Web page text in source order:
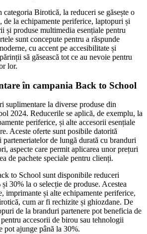
Birotică, la reduceri se găsește o
de la echipamente periferice, laptopuri și
și produse multimedia esențiale pentru
sunt concepute pentru a răspunde
cu accent pe accesibilitate și
să găsească tot ce au nevoie pentru
lor.
în campania Back to School
suplimentare la diverse produse din
2024. Reducerile se aplică, de exemplu, la
periferice, și alte accesorii esențiale
Aceste oferte sunt posibile datorită
de lungă durată cu branduri
aspecte care permit aplicarea unor prețuri
de pachete speciale pentru clienți.
to School sunt disponibile reduceri
30% la o selecție de produse. Acestea
imprimante și alte echipamente periferice,
cum ar fi rechizite și ghiozdane. De
de la branduri partenere pot beneficia de
accesorii de birou sau tehnologii
pot ajunge până la 30%.